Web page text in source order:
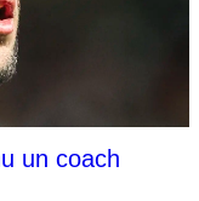
un coach